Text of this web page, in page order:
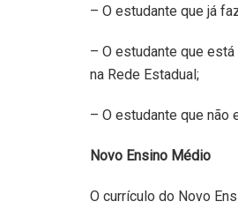
– O estudante que já
– O estudante que
na Rede Estadual;
– O estudante que não
Novo Ensino Médio
O currículo do Novo